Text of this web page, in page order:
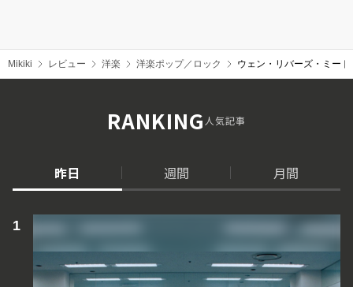
Mikiki レビュー 洋楽 洋楽ポップ／ロック ウェン・リバーズ・ミー
RANKING人気記事
昨日 週間 月間